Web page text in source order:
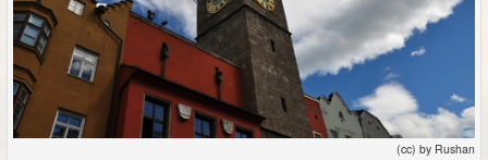
(cc) by Rushan